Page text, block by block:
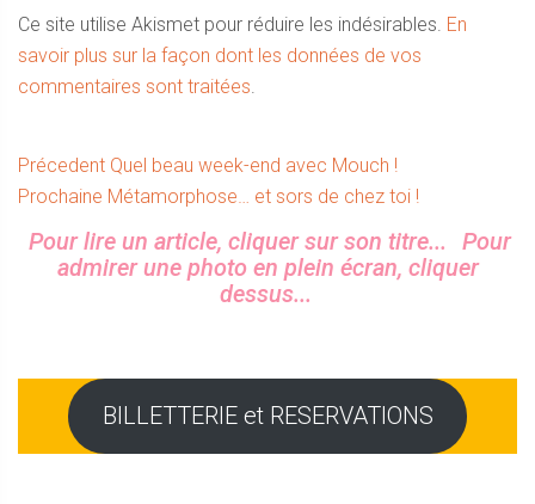
Ce site utilise Akismet pour réduire les indésirables. En
savoir plus sur la façon dont les données de vos
commentaires sont traitées.
Navigation
de
l’article
Précedent Article
précédent :
Quel beau week-end avec Mouch !
Prochaine Article
Métamorphose… et sors de chez toi !
Sidebar
Pour lire un article, cliquer sur son titre...
Pour
admirer une photo en plein écran, cliquer
dessus...
BILLETTERIE et RESERVATIONS